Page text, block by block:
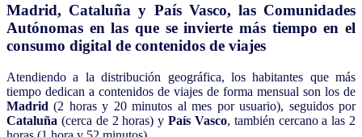
Madrid, Cataluña y País Vasco, las Comunidades
Autónomas en las que se invierte más tiempo en el
consumo digital de contenidos de viajes
Atendiendo a la distribución geográfica, los habitantes que más
tiempo dedican a contenidos de viajes de forma mensual son los de
Madrid (2 horas y 20 minutos al mes por usuario), seguidos por
Cataluña (cerca de 2 horas) yPaís Vasco, también cercano a las 2